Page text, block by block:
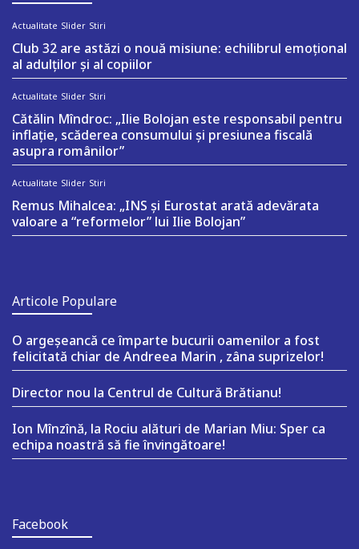
Actualitate Slider Stiri
Club 32 are astăzi o nouă misiune: echilibrul emoțional
al adulților și al copiilor
Actualitate Slider Stiri
Cătălin Mîndroc: „Ilie Bolojan este responsabil pentru
inflație, scăderea consumului și presiunea fiscală
asupra românilor”
Actualitate Slider Stiri
Remus Mihalcea: „INS și Eurostat arată adevărata
valoare a “reformelor” lui Ilie Bolojan”
Articole Populare
O argeşeancă ce împarte bucurii oamenilor a fost
felicitată chiar de Andreea Marin , zâna suprizelor!
Director nou la Centrul de Cultură Brătianu!
Ion Mînzînă, la Rociu alături de Marian Miu: Sper ca
echipa noastră să fie învingătoare!
Facebook